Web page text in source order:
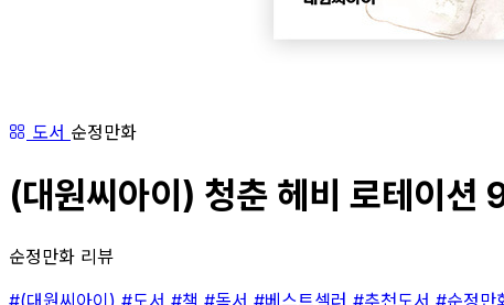
도서 순정만화
(대원씨아이) 청춘 헤비 로테이션
순정만화 리뷰
#(대원씨아이) #도서 #책 #독서 #베스트셀러 #추천도서 #순정만